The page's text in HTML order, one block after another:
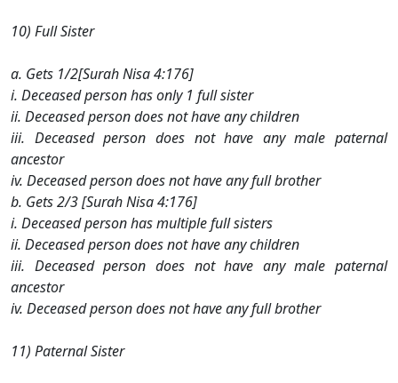
10) Full Sister
a. Gets 1/2[Surah Nisa 4:176]
i. Deceased person has only 1 full sister
ii. Deceased person does not have any children
iii. Deceased person does not have any male paternal
ancestor
iv. Deceased person does not have any full brother
b. Gets 2/3 [Surah Nisa 4:176]
i. Deceased person has multiple full sisters
ii. Deceased person does not have any children
iii. Deceased person does not have any male paternal
ancestor
iv. Deceased person does not have any full brother
11) Paternal Sister